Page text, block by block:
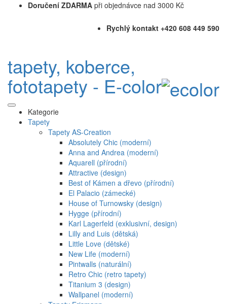
Doručení ZDARMA při objednávce nad 3000 Kč
Rychlý kontakt +420 608 449 590
tapety, koberce,
fototapety - E-color
Kategorie
Tapety
Tapety AS-Creation
Absolutely Chic (moderní)
Anna and Andrea (moderní)
Aquarell (přírodní)
Attractive (design)
Best of Kámen a dřevo (přírodní)
El Palacio (zámecké)
House of Turnowsky (design)
Hygge (přírodní)
Karl Lagerfeld (exklusivní, design)
Lilly and Luis (dětská)
Little Love (dětské)
New Life (moderní)
Pintwalls (naturální)
Retro Chic (retro tapety)
Titanium 3 (design)
Wallpanel (moderní)